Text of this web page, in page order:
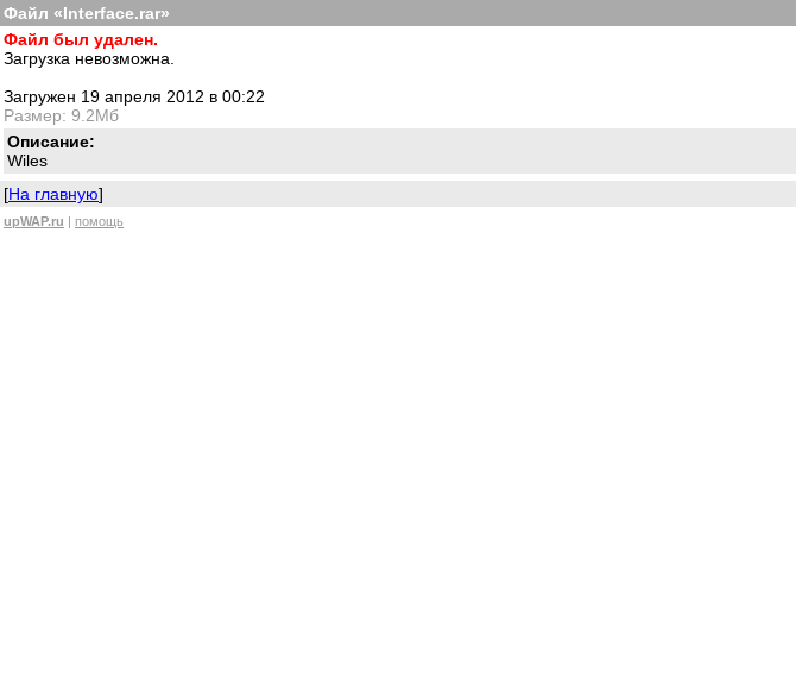
Файл «Interface.rar»
Файл был удален.
Загрузка невозможна.
Загружен 19 апреля 2012 в 00:22
Размер: 9.2Мб
Описание:
Wiles
[На главную]
upWAP.ru | помощь